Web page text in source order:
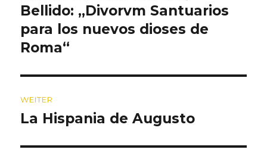
Beitrag:
Bellido: „Divorvm Santuarios
para los nuevos dioses de
Roma“
WEITER
Nächster
La Hispania de Augusto